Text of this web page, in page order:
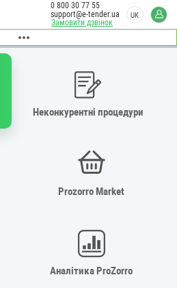
Замовити дзвінок
0 800 30 77 55
support@e-tender.ua
UK
Неконкурентні процедури
Prozorro Market
Аналітика ProZorro